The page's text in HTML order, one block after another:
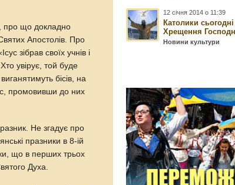
про що докладно
Апостолів. Про
зібрав своїх учнів і
увірує, той буде
бісів, на
промовивши до них
Не згадує про
празники в 8-ій
що в перших трьох
Духа.
12 січня 2014 о 11:39
Католики
Хрещення
Новини культури